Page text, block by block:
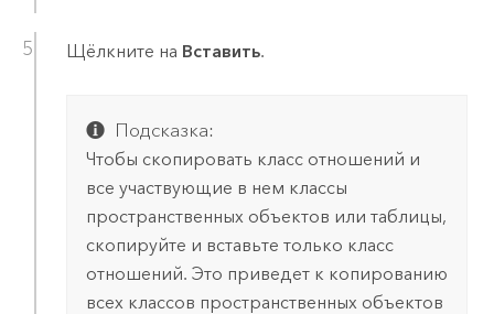
Щёлкните на Вставить.
Подсказка:
Чтобы скопировать класс отношений и
все участвующие в нем классы
пространственных объектов или таблицы,
скопируйте и вставьте только класс
отношений. Это приведет к копированию
всех классов пространственных объектов